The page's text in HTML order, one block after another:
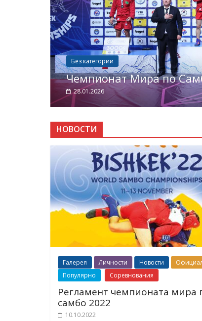
Без категории
Чемпионат Мира по
28.01.2026
НОВОСТИ
Галерея Личности Новости
Популярно
Соревнования
Регламент чемпионата мира
самбо 2022
10.10.2022